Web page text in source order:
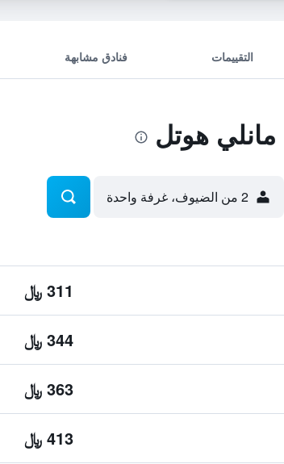
التقييمات فنادق مشابهة
هوتل
2 من الضيوف، غرفة واحدة
311 ﷼
344 ﷼
363 ﷼
413 ﷼